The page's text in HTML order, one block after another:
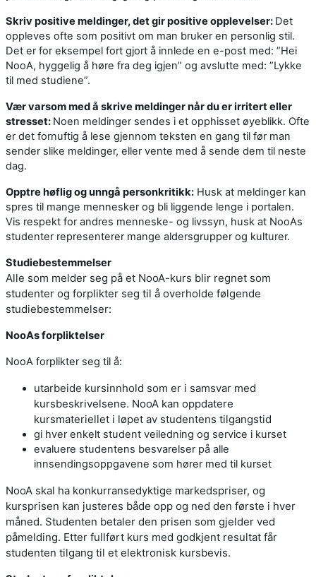
Skriv positive meldinger, det gir positive opplevelser: Det
oppleves ofte som positivt om man bruker en personlig stil.
Det er for eksempel fort gjort å innlede en e-post med: ”Hei
NooA, hyggelig å høre fra deg igjen” og avslutte med: ”Lykke
til med studiene”.
Vær varsom med å skrive meldinger når du er irritert eller
stresset: Noen meldinger sendes i et opphisset øyeblikk. Ofte
er det fornuftig å lese gjennom teksten en gang til før man
sender slike meldinger, eller vente med å sende dem til neste
dag.
Opptre høflig og unngå personkritikk: Husk at meldinger kan
spres til mange mennesker og bli liggende lenge i portalen.
Vis respekt for andres menneske- og livssyn, husk at NooAs
studenter representerer mange aldersgrupper og kulturer.
Studiebestemmelser
Alle som melder seg på et NooA-kurs blir regnet som
studenter og forplikter seg til å overholde følgende
studiebestemmelser:
NooAs forpliktelser
NooA forplikter seg til å:
utarbeide kursinnhold som er i samsvar med
kursbeskrivelsene. NooA kan oppdatere
kursmateriellet i løpet av studentens tilgangstid
gi hver enkelt student veiledning og service i kurset
evaluere studentens besvarelser på alle
innsendingsoppgavene som hører med til kurset
NooA skal ha konkurransedyktige markedspriser, og
kursprisen kan justeres både opp og ned den første i hver
måned. Studenten betaler den prisen som gjelder ved
påmelding. Etter fullført kurs med godkjent resultat får
studenten tilgang til et elektronisk kursbevis.